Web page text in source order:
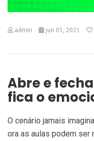
admin jun 01, 2021
Abre e
fica o
O cenário jamais
ora as aulas podem ser